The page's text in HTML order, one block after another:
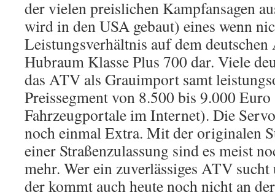
der vielen preislichen Kampfansagen
wird in den USA gebaut) eines wenn
Leistungsverhältnis auf dem
Hubraum Klasse Plus 700 dar. Viele
das ATV als Grauimport samt
Preissegment von 8.500 bis 9.000
Fahrzeugportale im Internet). Die
noch einmal Extra. Mit der originalen
einer Straßenzulassung sind es meist
mehr. Wer ein zuverlässiges ATV
der kommt auch heute noch nicht an